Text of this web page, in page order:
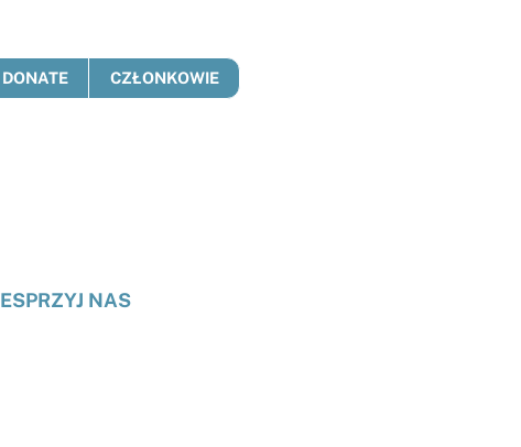
DONATE CZŁONKOWIE
NAS